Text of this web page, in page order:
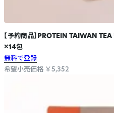
【予約商品】PROTEIN TAIWAN
×14包
無料で登録
希望小売価格 ￥5,352